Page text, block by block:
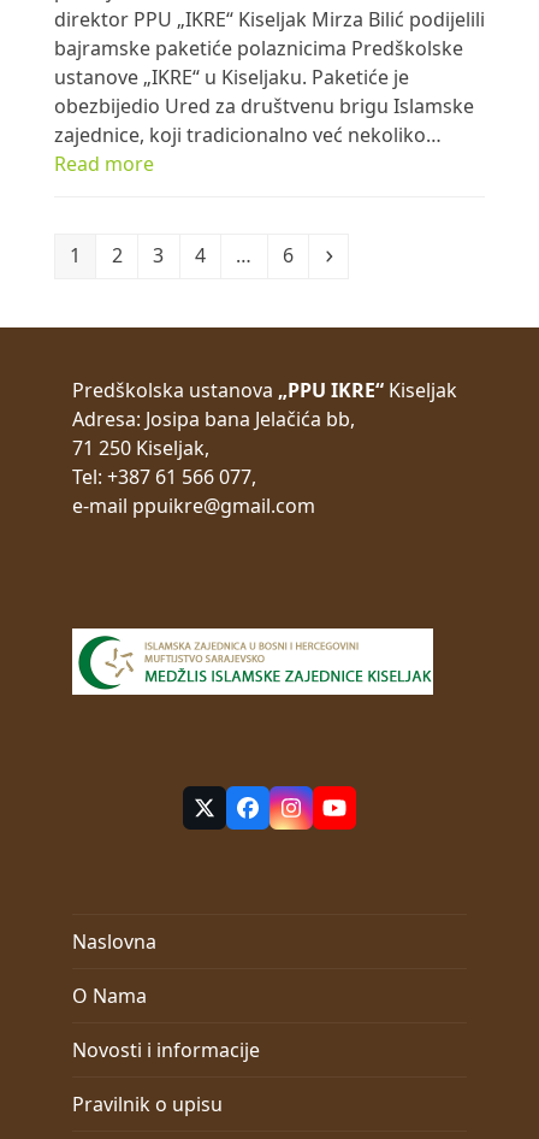
direktor PPU „IKRE“ Kiseljak Mirza Bilić podijelili
bajramske paketiće polaznicima Predškolske
ustanove „IKRE“ u Kiseljaku. Paketiće je
obezbijedio Ured za društvenu brigu Islamske
zajednice, koji tradicionalno već nekoliko…
Read more
Page
1 Page
2 Page
3 Page
4 … Page
6 Next
Predškolska ustanova „PPU IKRE“Kiseljak
Adresa: Josipa bana Jelačića bb,
71 250 Kiseljak,
Tel: +387 61 566 077,
e-mail ppuikre@gmail.com
Twitter
(deprecated)
Facebook
Instagram
YouTube
Naslovna
O Nama
Novosti i informacije
Pravilnik o upisu